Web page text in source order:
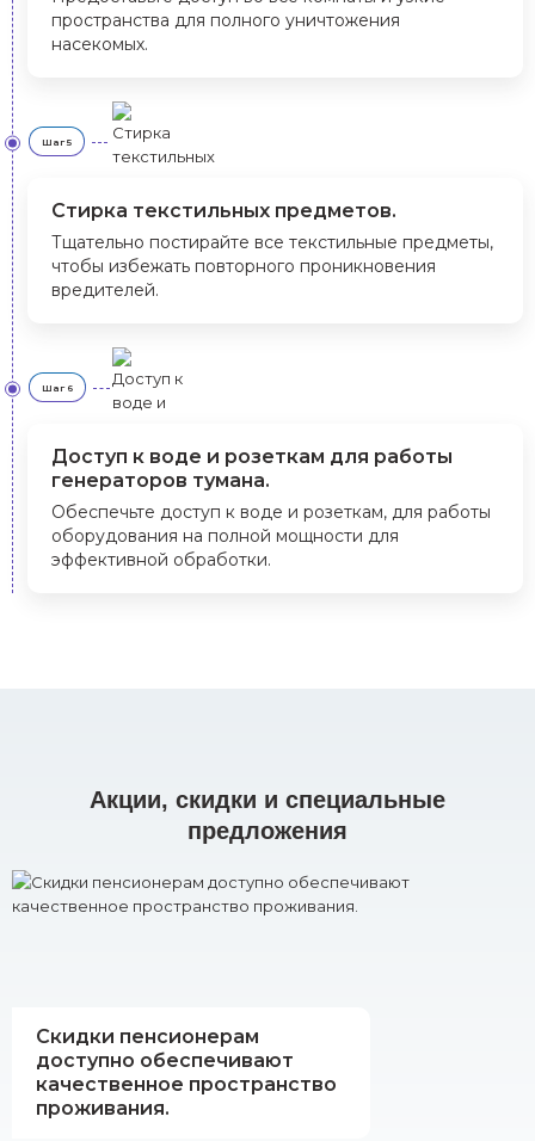
пространства для полного уничтожения
насекомых.
Шаг 5
Стирка текстильных предметов.
Тщательно постирайте все текстильные предметы,
чтобы избежать повторного проникновения
вредителей.
Шаг 6
Доступ к воде и розеткам для работы
генераторов тумана.
Обеспечьте доступ к воде и розеткам, для работы
оборудования на полной мощности для
эффективной обработки.
Акции, скидки и специальные
предложения
Скидки пенсионерам
доступно обеспечивают
качественное пространство
проживания.